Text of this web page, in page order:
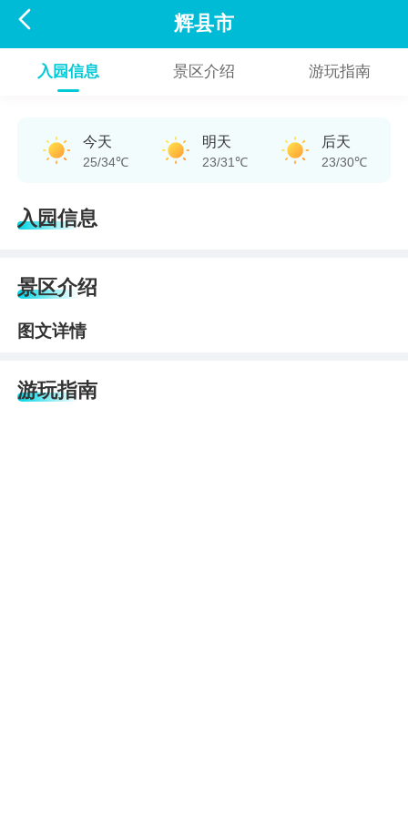
 辉县市
入园信息 景区介绍 游玩指南
今天
25/34℃
明天
23/31℃
后天
23/30℃
入园信息
景区介绍
图文详情
游玩指南